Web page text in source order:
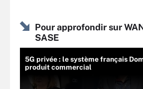
Pour approfondir sur
SASE
5G privée : le système français
produit commercial